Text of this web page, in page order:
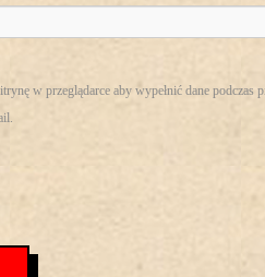
w przeglądarce aby wypełnić dane podczas